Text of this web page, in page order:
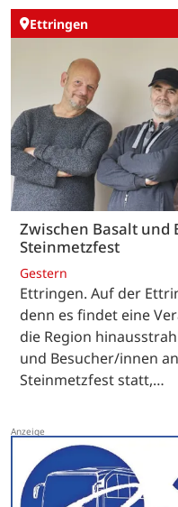
Ettringen
Zwischen Basalt und
Steinmetzfest
Gestern
Ettringen. Auf der
denn es findet eine
die Region
und Besucher/innen
Steinmetzfest statt,…